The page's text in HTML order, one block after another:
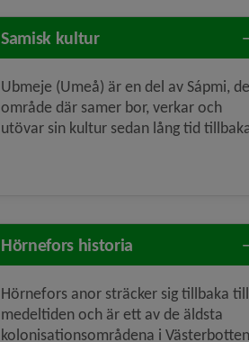
Samisk kultur
Ubmeje (Umeå) är en del av Sápmi,
område där samer bor, verkar och
utövar sin kultur sedan lång tid
Hörnefors historia
Hörnefors anor sträcker sig tillbaka till
medeltiden och är ett av de äldsta
kolonisationsområdena i Västerbotten